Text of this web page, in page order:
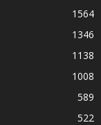
1564
1346
1138
1008
589
522